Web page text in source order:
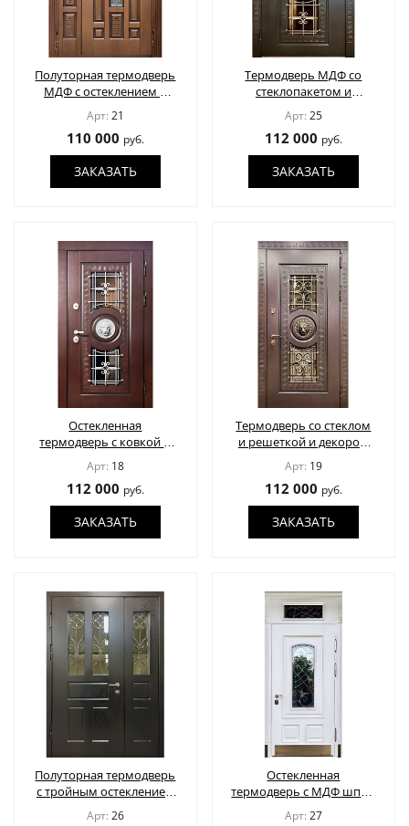
Полуторная термодверь
МДФ с остеклением и
защитной решеткой
Арт: 21
110 000 руб.
ЗАКАЗАТЬ
Термодверь МДФ со
стеклопакетом и
решеткой и декором
«Лев» под золото
Арт: 25
112 000 руб.
ЗАКАЗАТЬ
Остекленная
термодверь с ковкой и
чеканным декором
"Лев"
Арт: 18
112 000 руб.
ЗАКАЗАТЬ
Термодверь со стеклом
и решеткой и декором
"Лев" под бронзу
Арт: 19
112 000 руб.
ЗАКАЗАТЬ
Полуторная термодверь
с тройным остеклением
и решетками
Арт: 26
Остекленная
термодверь с МДФ шпон
в багетной раскладке
Арт: 27